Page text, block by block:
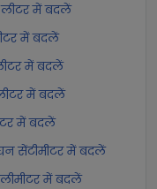
लीटर में बदलें
में बदलें
लीटर में बदलें
लीटर में बदलें
में बदलें
घन सेंटीमीटर में बदलें
में बदलें